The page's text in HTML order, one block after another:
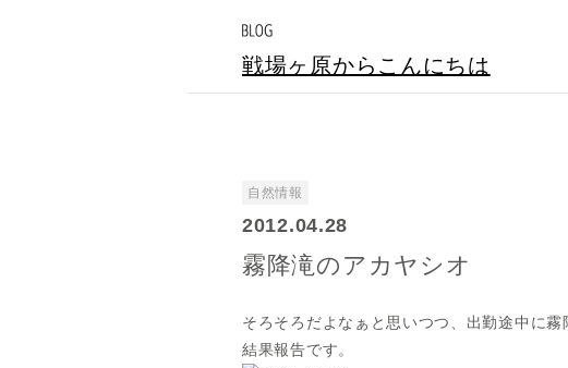
戦場ヶ原からこんにちは
自然情報
2012.04.28
霧降滝のアカヤシオ
そろそろだよなぁと思いつつ、出勤途中に霧
結果報告です。